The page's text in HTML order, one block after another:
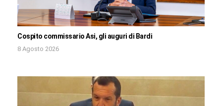
Cospito commissario Asi, gli auguri di Bardi
8 Agosto 2026